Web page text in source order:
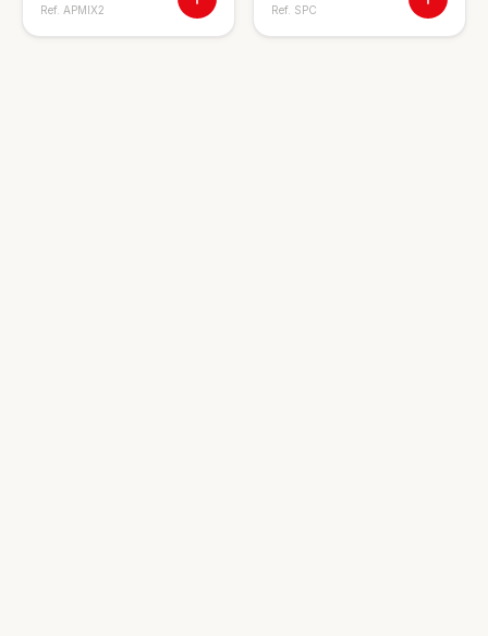
Ref. APMIX2 Ref. SPC